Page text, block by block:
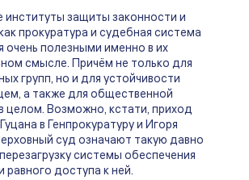
институты защиты законности и
прокуратура и судебная система
очень полезными именно в их
смысле. Причём не только для
групп, но и для устойчивости
а также для общественной
целом. Возможно, кстати, приход
в Генпрокуратуру и Игоря
суд означают такую давно
системы обеспечения
равного доступа к ней.